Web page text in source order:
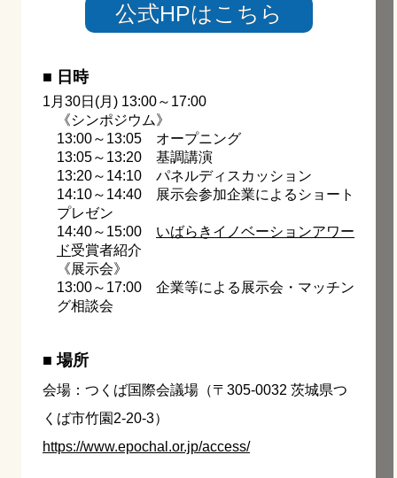
公式HPはこちら
■ 日時
1月30日(月) 13:00～17:00
《シンポジウム》
13:00～13:05 オープニング
13:05～13:20 基調講演
13:20～14:10 パネルディスカッション
14:10～14:40 展示会参加企業によるショート
プレゼン
14:40～15:00 いばらきイノベーションアワー
ド受賞者紹介
《展示会》
13:00～17:00 企業等による展示会・マッチン
グ相談会
■ 場所
会場：つくば国際会議場（〒305-0032 茨城県つ
くば市竹園2-20-3）
https://www.epochal.or.jp/access/